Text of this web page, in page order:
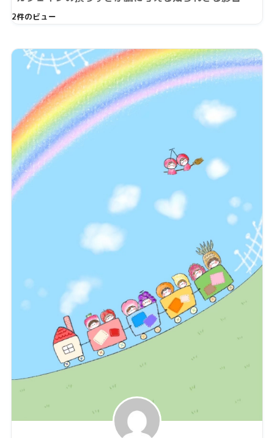
2件のビュー